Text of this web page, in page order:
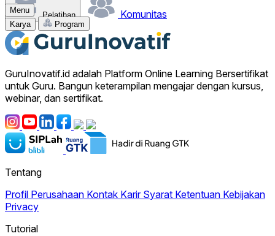
Pelatihan Komunitas
Menu
Karya
Program
GuruInovatif.id adalah Platform Online Learning Bersertifikat
untuk Guru. Bangun keterampilan mengajar dengan kursus,
webinar, dan sertifikat.
Tentang
Profil Perusahaan Kontak Karir Syarat Ketentuan Kebijakan
Privacy
Tutorial